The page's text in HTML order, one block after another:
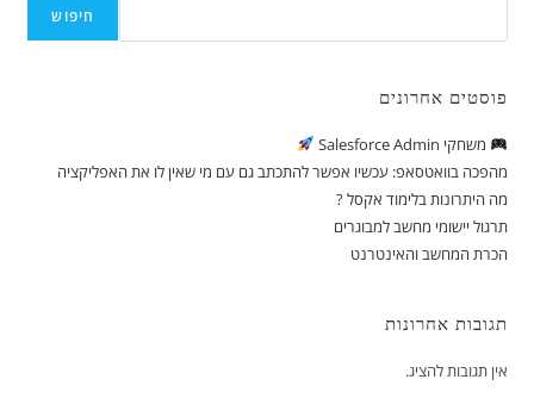
חיפוש
פוסטים אחרונים
משחקי Salesforce Admin
מהפכה בוואטסאפ: עכשיו אפשר להתכתב גם עם מי שאין לו את האפליקציה
מה היתרונות בלימוד אקסל ?
תרגול יישומי מחשב למבוגרים
הכרת המחשב והאינטרנט
תגובות אחרונות
אין תגובות להציג.